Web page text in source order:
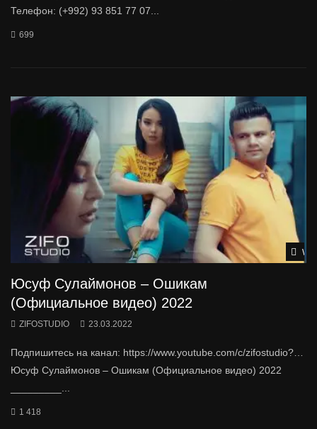
Телефон: (+992) 93 851 77 07...
699
Юсуф Сулаймонов – Ошикам
(Официальное видео) 2022
ZIFOSTUDIO 23.03.2022
Подпишитесь на канал: https://www.youtube.com/c/zifostudio?…
Юсуф Сулаймонов – Ошикам (Официальное видео) 2022
1 418